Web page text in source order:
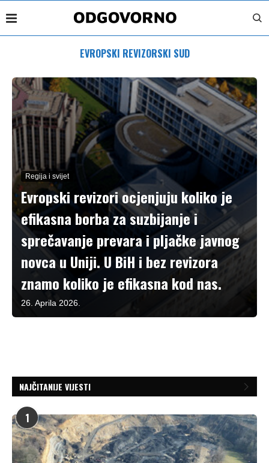
EVROPSKI REVIZORSKI SUD
Regija i svijet
Evropski revizori ocjenjuju koliko je
efikasna borba za suzbijanje i
sprečavanje prevara i pljačke javnog
novca u Uniji. U BiH i bez revizora
znamo koliko je efikasna kod nas.
26. Aprila 2026.
NAJČITANIJE VIJESTI
1